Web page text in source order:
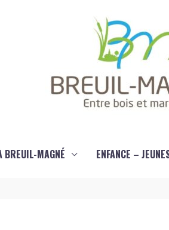
BREUIL-MAGNÉ ENFANCE –